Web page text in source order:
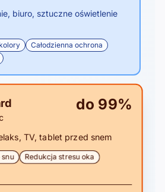
biuro, sztuczne oświetlenie
Całodzienna ochrona
do 99%
TV, tablet przed snem
Redukcja stresu oka